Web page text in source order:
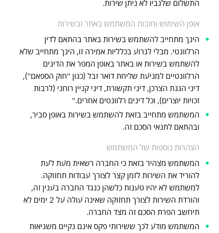
התשלום שלגביו לא ניתן שירות.
אופן השימוש וחובות המשתמש באתר ובשירות
הינך מתחייב להשתמש בשירות באתר בהתאם לדין
הרלוונטי. מבלי לגרוע בכלליות אמירה זו, הינך מתחייב שלא
להשתמש בשירות או באתר באופן המפר את הדינים
הרלוונטיים למניעת שליחת דואר זבל (כגון "חוק הספאם"),
דיני הגנת הצרכן, דיני תקשורת, דיני קניין רוחני (לרבות
זכויות יוצרים), וכל דינים רלוונטים אחרים."
המשתמש מתחייב בזאת להשתמש בשירות באופן סביר,
ובהתאם לתנאי הסכם זה.
הצהרות נוספות של המשתמש
המשתמש מצהיר בזאת כי החברה רשאית מעת לעת
להוריד את השירות לזמן קצר לצורך עבודות תחזוקה.
למשתמש לא יהיו טענות כלשהן כנגד החברה בענין זה,
והורדת השירות לצורך תחזוקה שאינה עולה על 2 ימים לא
תיחשב הפרת הסכם זה מצד החברה.
המשתמש מודע לכך ששירותי פקס אינם נקיים משגיאות